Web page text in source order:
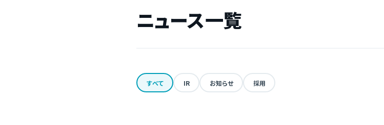
ニュース一覧
すべて IR お知らせ 採用